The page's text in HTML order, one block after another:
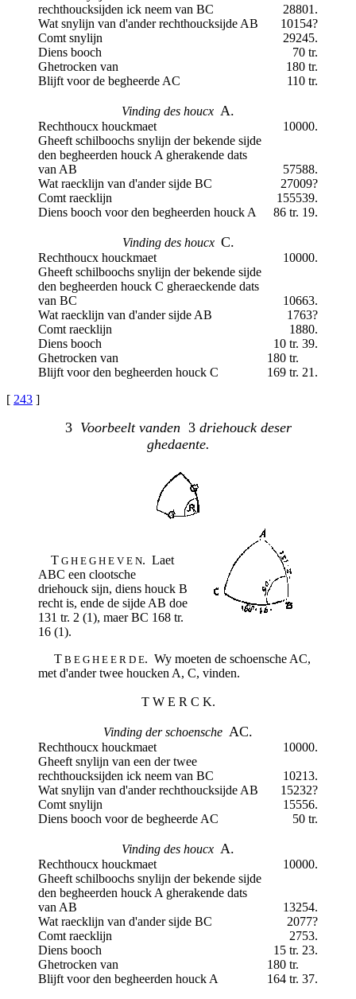
rechthoucksijden ick neem van BC
28801.
Wat snylijn van d'ander rechthoucksijde AB
10154?
Comt snylijn
29245.
Diens booch
70 tr.
Ghetrocken van
180 tr.
Blijft voor de begheerde AC
110 tr.
Vinding des houcx A.
Rechthoucx houckmaet
10000.
Gheeft schilboochs snylijn der bekende sijde
den begheerden houck A gherakende dats
van AB
57588.
Wat raecklijn van d'ander sijde BC
27009?
Comt raecklijn
155539.
Diens booch voor den begheerden houck A
86 tr. 19.
Vinding des houcx C.
Rechthoucx houckmaet
10000.
Gheeft schilboochs snylijn der bekende sijde
den begheerden houck C gheraeckende dats
van BC
10663.
Wat raecklijn van d'ander sijde AB
1763?
Comt raecklijn
1880.
Diens booch
10 tr. 39.
Ghetrocken van
180 tr.
Blijft voor den begheerden houck C
169 tr. 21.
[ 243 ]
3 Voorbeelt vanden 3 driehouck deser
ghedaente.
T G H E G H E V E N. Laet
ABC een clootsche
driehouck sijn, diens houck B
recht is, ende de sijde AB doe
131 tr. 2 (1), maer BC 168 tr.
16 (1).
T B E G H E E R D E. Wy moeten de schoensche AC,
met d'ander twee houcken A, C, vinden.
T W E R C K.
Vinding der schoensche AC.
Rechthoucx houckmaet
10000.
Gheeft snylijn van een der twee
rechthoucksijden ick neem van BC
10213.
Wat snylijn van d'ander rechthoucksijde AB
15232?
Comt snylijn
15556.
Diens booch voor de begheerde AC
50 tr.
Vinding des houcx A.
Rechthoucx houckmaet
10000.
Gheeft schilboochs snylijn der bekende sijde
den begheerden houck A gherakende dats
van AB
13254.
Wat raecklijn van d'ander sijde BC
2077?
Comt raecklijn
2753.
Diens booch
15 tr. 23.
Ghetrocken van
180 tr.
Blijft voor den begheerden houck A
164 tr. 37.